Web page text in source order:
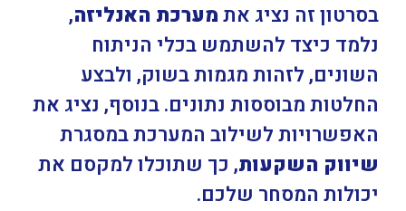
בסרטון זה נציג אתמערכת האנליזה,
נלמד כיצד להשתמש בכלי הניתוח
השונים, לזהות מגמות בשוק, ולבצע
החלטות מבוססות נתונים. בנוסף, נציג את
האפשרויות לשילוב המערכת במסגרת
שיווק השקעות, כך שתוכלו למקסם את
יכולות המסחר שלכם.